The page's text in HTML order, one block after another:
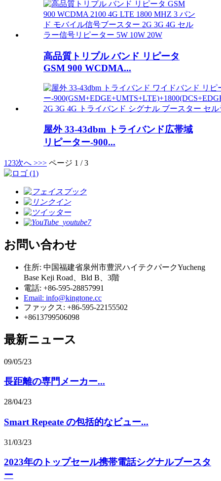
高品質トリプル バンド リピータ
GSM 900 WCDMA...
屋外 33-43dbm トライバンド広帯域
リピーター-900...
1 23次へ >>> ページ 1 / 3
お問い合わせ
住所: 中国福建省泉州市豊沢ハイテクパークYucheng
Base Keji Road、Bld B、3階
電話: +86-595-28857991
Email: info@kingtone.cc
ファックス: +86-595-22155502
+8613799506098
最新ニュース
09/05/23
長距離の専門メーカー...
28/04/23
Smart Repeate の包括的なビュー...
31/03/23
2023年のトップセール携帯電話シグナルブースタ
ー